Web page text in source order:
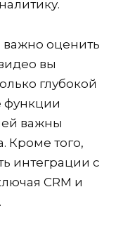
оценить
вы
глубокой
функции
важны
Кроме того,
интеграции с
CRM и